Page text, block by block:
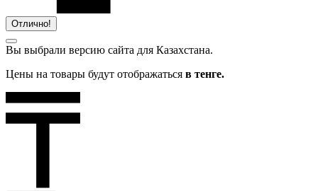
Отлично!
Вы выбрали версию сайта для Казахстана.
Цены на товары будут отображаться в тенге.